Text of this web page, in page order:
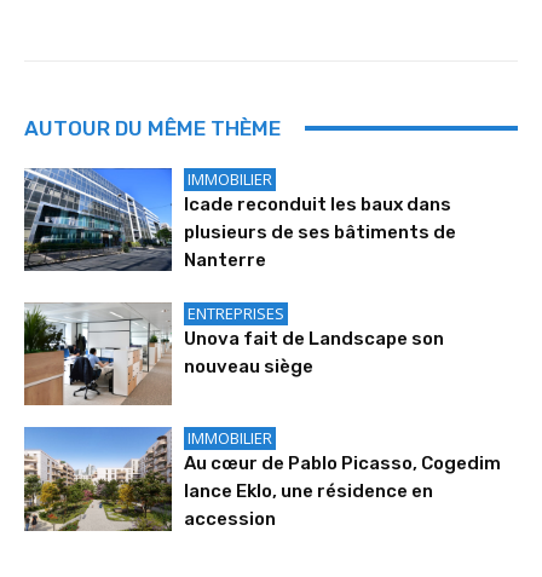
AUTOUR DU MÊME THÈME
IMMOBILIER
Icade reconduit les baux dans
plusieurs de ses bâtiments de
Nanterre
ENTREPRISES
Unova fait de Landscape son
nouveau siège
IMMOBILIER
Au cœur de Pablo Picasso, Cogedim
lance Eklo, une résidence en
accession